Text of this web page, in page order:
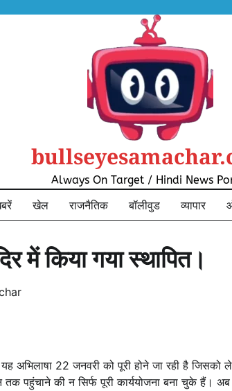
Always On Target / Hindi News
खेल राजनैतिक बॉलीवुड व्यापार
में किया गया स्थापित।
अभिलाषा 22 जनवरी को पूरी होने जा रही है जिसको
की न सिर्फ पूरी कार्ययोजना बना चुके हैं। अब